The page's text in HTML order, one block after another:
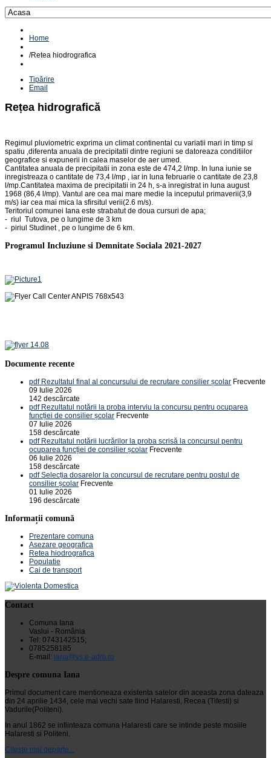
Home
/Retea hiodrografica
Tipărire
Email
Rețea hidrografică
Regimul pluviometric exprima un climat continental cu variatii mari in timp si
spatiu ,diferenta anuala de precipitatii dintre regiuni se datoreaza conditiilor
geografice si expunerii in calea maselor de aer umed.
Cantitatea anuala de precipitatii in zona este de 474,2 l/mp. In luna iunie se
inregistreaza o cantitate de 73,4 l/mp , iar in luna februarie o cantitate de 23,8
l/mp.Cantitatea maxima de precipitatii in 24 h, s-a inregistrat in luna august
1968 (86,4 l/mp). Vantul are cea mai mare medie la inceputul primaverii(3,9
m/s) iar cea mai mica la sfirsitul verii(2.6 m/s).
Teritoriul comunei Iana este strabatut de doua cursuri de apa;
- riul Tutova, pe o lungime de 3 km
- piriul Studinet , pe o lungime de 6 km.
Programul Incluziune si Demnitate Sociala 2021-2027
Documente recente
pdf Rezultatul final al concursului de recrutare consilier școlar Frecvente
09 Iulie 2026
142 descărcate
pdf Rezultatul notării la proba interviu la concursu pentru ocuparea
funcției de consilier școlar Frecvente
07 Iulie 2026
158 descărcate
pdf Rezultatul notării lucrărilor la proba scrisă la concursul pentru
ocuparea funcției de consilier școlar Frecvente
06 Iulie 2026
158 descărcate
pdf Selecția dosarelor la concursul de recrutare pentru postul de
consilier școlar Frecvente
01 Iulie 2026
196 descărcate
Informații comună
Prezentare comuna
Asezare geografica
Retea hiodrografica
Populatie
Cai de transport
Contact
Comuna Iana
Vaslui - România
Tel: 0743142515;
0785258185
E-mail: iana@vs.e-adm.ro
Despre comuna Iana
Primul document care mentioneaza existenta satelor din aceasta zona dateaza
din 24 aprilie 1434, cele mai vechi sate fiind Halaresti, Recea (Tifesti) si
Vadurile(Politeni).
In anul 1862 se infiinteaza comuna Halaresti care se intinde peste mosiile
Halaresti si Politeni.
Citeste mai departe...